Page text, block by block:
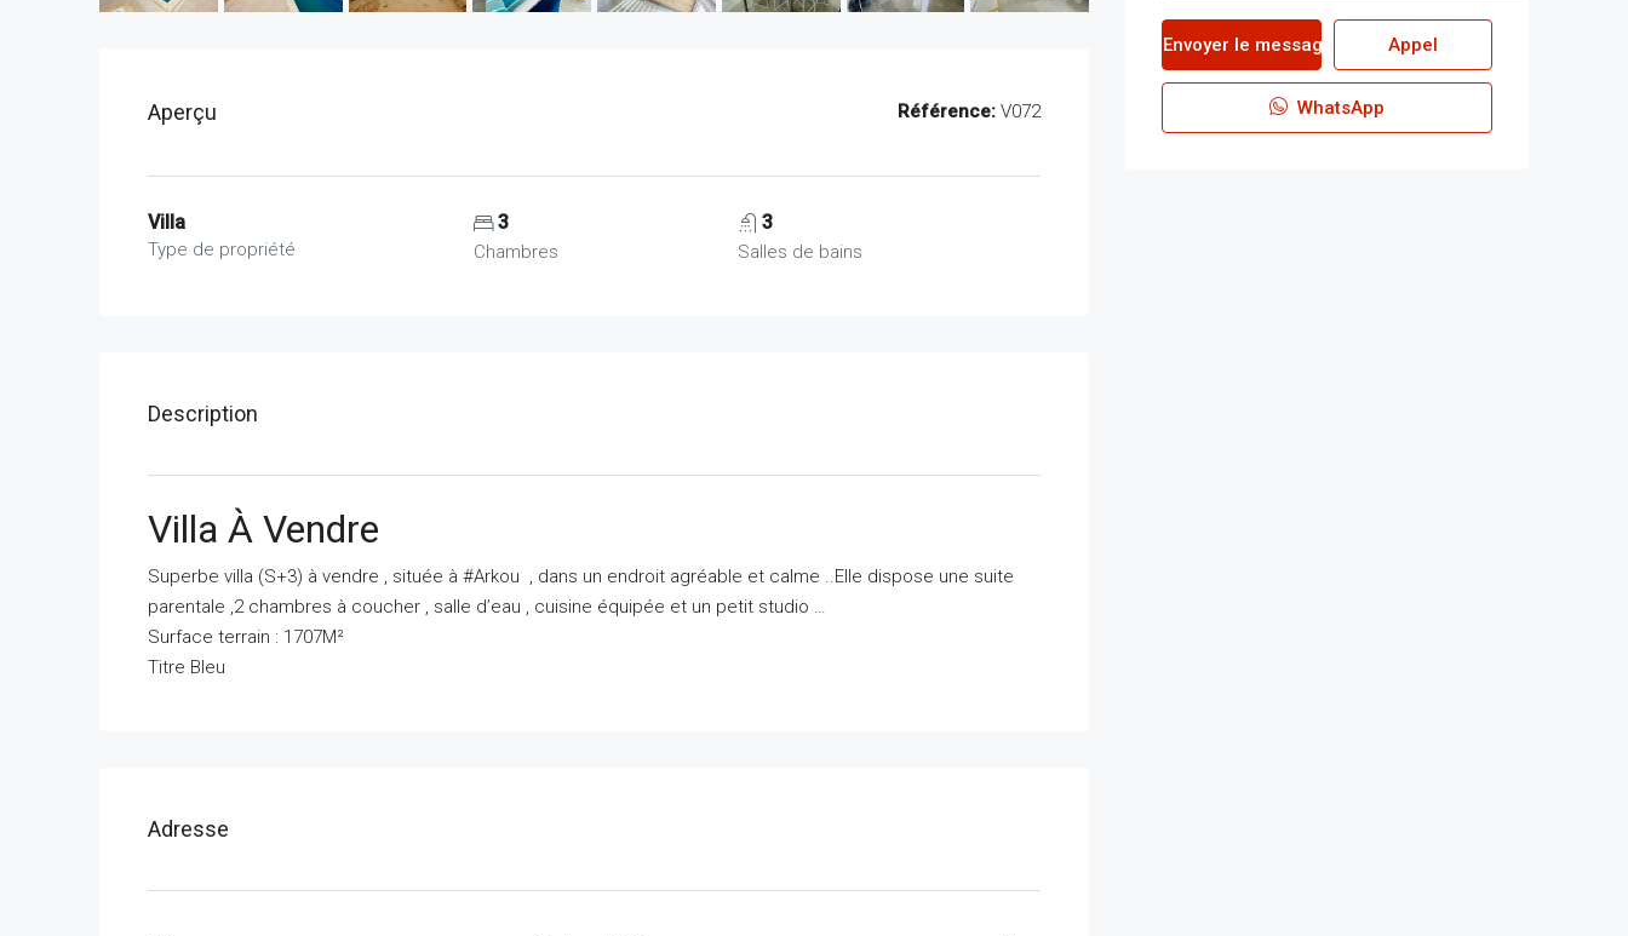
Aperçu Référence: V072
Villa
Type de propriété
3
Chambres
3
Salles de bains
Description
Villa À Vendre
Superbe villa (S+3) à vendre , située à #Arkou , dans un endroit agréable et calme ..Elle dispose une suite
parentale ,2 chambres à coucher , salle d’eau , cuisine équipée et un petit studio …
Surface terrain : 1707M²
Titre Bleu
Adresse
Envoyer le message Appel
WhatsApp